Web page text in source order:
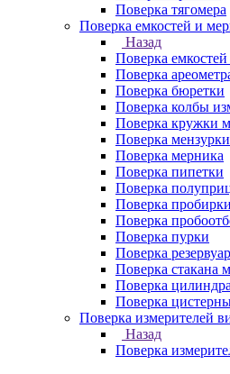
Поверка тягомера
Поверка емкостей и
Назад
Поверка
Поверка
Поверка бюретки
Поверка колбы
Поверка кружки
Поверка мензурки
Поверка мерника
Поверка пипетки
Поверка
Поверка пробирки
Поверка
Поверка пурки
Поверка
Поверка стакана
Поверка
Поверка
Поверка измерителей
Назад
Поверка